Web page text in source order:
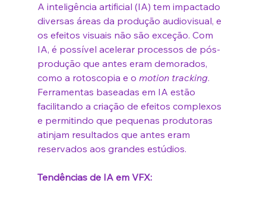
A inteligência artificial (IA) tem impactado
diversas áreas da produção audiovisual, e
os efeitos visuais não são exceção. Com
IA, é possível acelerar processos de pós-
produção que antes eram demorados,
como a rotoscopia e o motion tracking.
Ferramentas baseadas em IA estão
facilitando a criação de efeitos complexos
e permitindo que pequenas produtoras
atinjam resultados que antes eram
reservados aos grandes estúdios.
Tendências de IA em VFX: